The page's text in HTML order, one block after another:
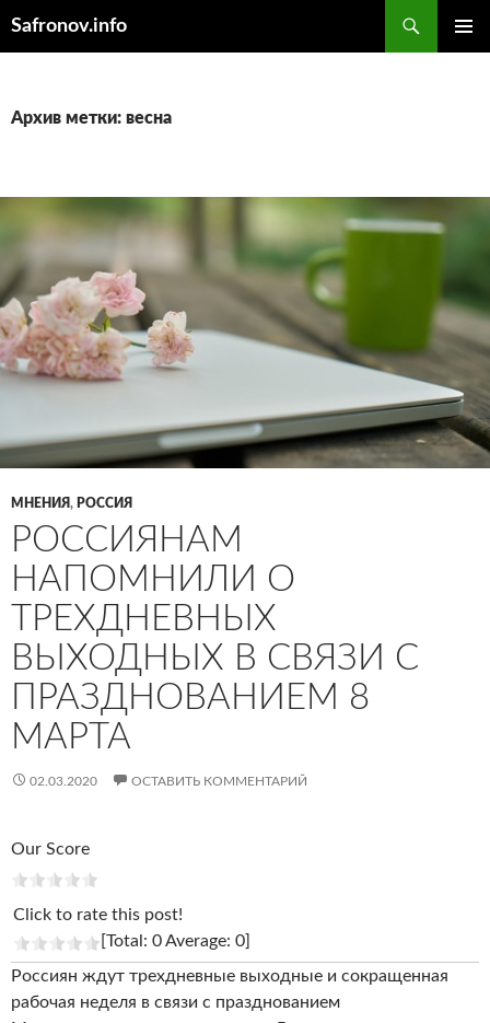
Safronov.info
Архив метки: весна
МНЕНИЯ, РОССИЯ
РОССИЯНАМ
НАПОМНИЛИ О
ТРЕХДНЕВНЫХ
ВЫХОДНЫХ В СВЯЗИ С
ПРАЗДНОВАНИЕМ 8
МАРТА
02.03.2020 ОСТАВИТЬ КОММЕНТАРИЙ
Our Score
Click to rate this post!
[Total: 0 Average: 0]
Россиян ждут трехдневные выходные и сокращенная
рабочая неделя в связи с празднованием